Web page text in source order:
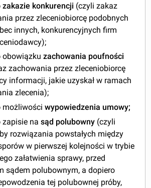
zakazie konkurencji (czyli zakaz
przez zleceniobiorcę podobnych
innych, konkurencyjnych firm
obowiązkuzachowania poufności
zachowania przez zleceniobiorcę
informacji, jakie uzyskał w ramach
zlecenia);
możliwościwypowiedzenia umowy;
zapisie nasąd polubowny (czyli
rozwiązania powstałych między
w pierwszej kolejności w trybie
załatwienia sprawy, przed
sądem polubownym, a dopiero
tej polubownej próby,